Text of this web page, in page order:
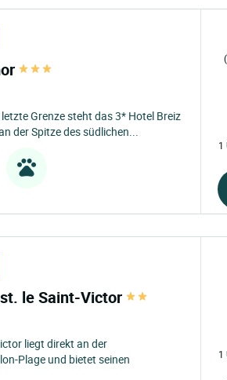
Grenze steht das 3* Hotel Breiz
der Spitze des südlichen...
1
le Saint-Victor
liegt direkt an der
Plage und bietet seinen
1